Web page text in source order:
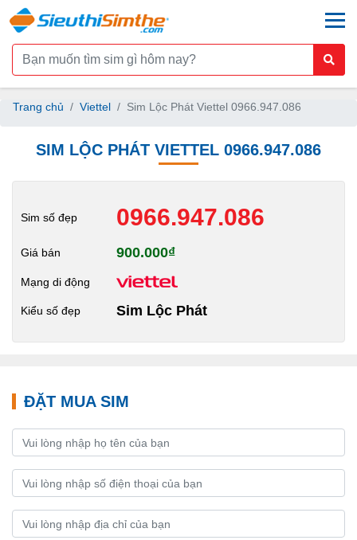
Trang chủ Viettel Sim Lộc Phát Viettel 0966.947.086
SIM LỘC PHÁT VIETTEL 0966.947.086
Sim số đẹp 0966.947.086
Giá bán 900.000₫
Mạng di động
Kiểu số đẹp Sim Lộc Phát
ĐẶT MUA SIM